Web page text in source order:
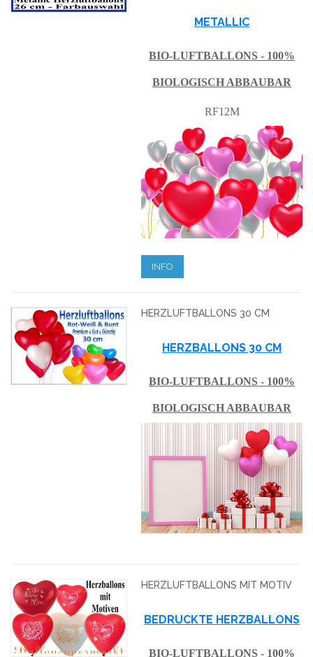
METALLIC
BIO-LUFTBALLONS - 100%
BIOLOGISCH ABBAUBAR
RF12M
INFO
HERZLUFTBALLONS 30 CM
HERZBALLONS 30 CM
BIO-LUFTBALLONS - 100%
BIOLOGISCH ABBAUBAR
HERZLUFTBALLONS MIT MOTIV
BEDRUCKTE HERZBALLONS
BIO-LUFTBALLONS - 100%